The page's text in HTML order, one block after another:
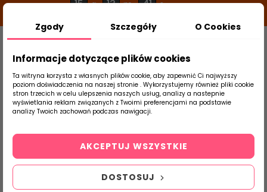
15 g 13 m 41 s
Szukaj
produktu
Strona Główna Mozaiki Paradyż
Zgody Szczegóły O Cookies
Informacje dotyczące plików cookies
Ta witryna korzysta z własnych plików cookie, aby zapewnić Ci najwyższy
poziom doświadczenia na naszej stronie . Wykorzystujemy również pliki cookie
stron trzecich w celu ulepszenia naszych usług, analizy a nastepnie
wyświetlania reklam związanych z Twoimi preferencjami na podstawie
analizy Twoich zachowań podczas nawigacji.
DOSTOSUJ
AKCEPTUJ WSZYSTKIE